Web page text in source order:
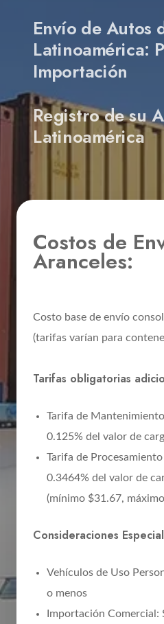
Costos de
Aranceles:
Costo base de envío
(tarifas varían para
Tarifas obligatorias
Tarifa de
0.125% del valor de
Tarifa de
0.3464% del valor de
(mínimo $31.67,
Consideraciones
Vehículos de Uso
o menos
Importación Comercial:
Envío de Autos
Latinoamérica:
Importación
Registro de su
Latinoamérica